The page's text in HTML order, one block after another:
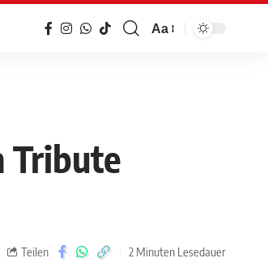
Aa
Tribute
Teilen 2 Minuten Lesedauer